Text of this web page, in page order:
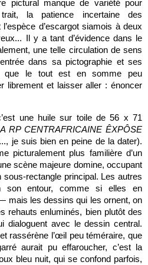
pictural manque de variété pour
la patience incertaine des
d’escargot siamois à deux
Il y a tant d’évidence dans le
une telle circulation de sens
dans sa pictographie et ses
que le tout est en somme peu
librement et laisser aller : énoncer
une huile sur toile de 56 x 71
RP CENTRAFRICAINE ÊXPÔSE
..., je suis bien en peine de la dater).
picturalement plus familière d’un
scène majeure domine, occupant
sous-rectangle principal. Les autres
son entour, comme si elles en
mais les dessins qui les ornent, on
rehauts enluminés, bien plutôt des
dialoguent avec le dessin central.
rassérène l’œil peu téméraire, que
aurait pu effaroucher, c’est la
bleu nuit, qui se confond parfois,